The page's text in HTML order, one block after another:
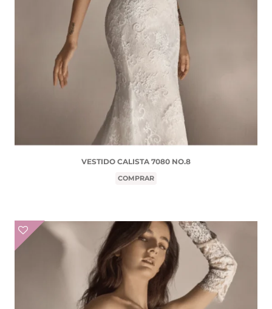
VESTIDO CALISTA 7080 NO.8
COMPRAR